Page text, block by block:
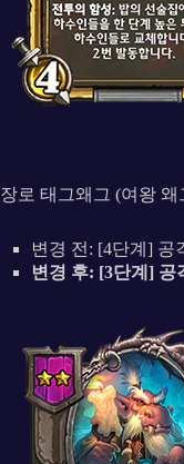
장로 태그왜그 (여왕
변경 전: [4단계] 공
변경 후: [3단계] 공